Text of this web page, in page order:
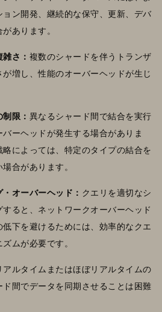
ョン開発、継続的な保守、更新、デバ
あります。
さ： 複数のシャードを伴うトランザ
増し、性能のオーバーヘッドが生じ
限： 異なるシャード間で結合を実行
ーヘッドが発生する場合がありま
によっては、特定のタイプの結合を
合があります。
オーバーヘッド： クエリを適切なシ
ると、ネットワークオーバーヘッド
下を避けるためには、効率的なクエ
ムが必要です。
アルタイムまたはほぼリアルタイムの
間でデータを同期させることは困難